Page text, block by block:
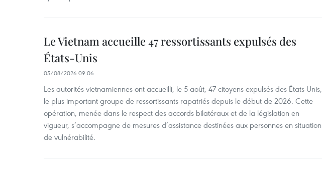
Le Vietnam accueille 47 ressortissants expulsés des
États-Unis
05/08/2026 09:06
Les autorités vietnamiennes ont accueilli, le 5 août, 47 citoyens expulsés des États-Unis,
le plus important groupe de ressortissants rapatriés depuis le début de 2026. Cette
opération, menée dans le respect des accords bilatéraux et de la législation en
vigueur, s’accompagne de mesures d’assistance destinées aux personnes en situation
de vulnérabilité.